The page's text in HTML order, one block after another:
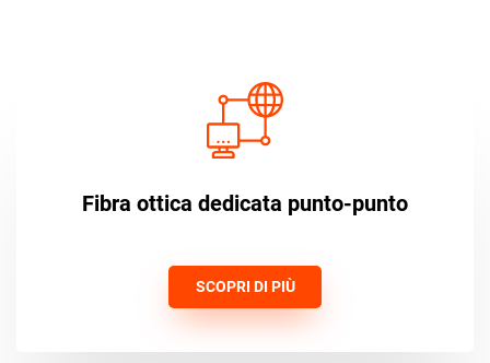
Fibra ottica dedicata punto-punto
SCOPRI DI PIÙ